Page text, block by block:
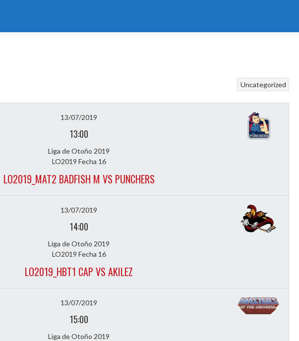
Uncategorized
13/07/2019
13:00
Liga de Otoño 2019
LO2019 Fecha 16
LO2019_MAT2 BADFISH M VS PUNCHERS
13/07/2019
14:00
Liga de Otoño 2019
LO2019 Fecha 16
LO2019_HBT1 CAP VS AKILEZ
13/07/2019
15:00
Liga de Otoño 2019